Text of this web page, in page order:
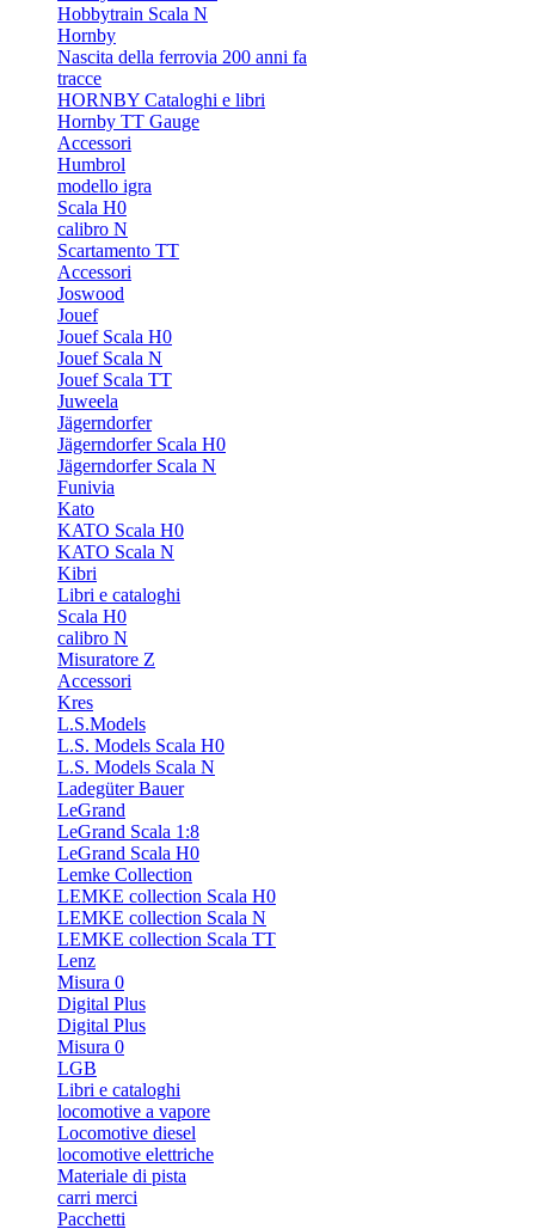
Hobbytrain Scala N
Hornby
Nascita della ferrovia 200 anni fa
tracce
HORNBY Cataloghi e libri
Hornby TT Gauge
Accessori
Humbrol
modello igra
Scala H0
calibro N
Scartamento TT
Accessori
Joswood
Jouef
Jouef Scala H0
Jouef Scala N
Jouef Scala TT
Juweela
Jägerndorfer
Jägerndorfer Scala H0
Jägerndorfer Scala N
Funivia
Kato
KATO Scala H0
KATO Scala N
Kibri
Libri e cataloghi
Scala H0
calibro N
Misuratore Z
Accessori
Kres
L.S.Models
L.S. Models Scala H0
L.S. Models Scala N
Ladegüter Bauer
LeGrand
LeGrand Scala 1:8
LeGrand Scala H0
Lemke Collection
LEMKE collection Scala H0
LEMKE collection Scala N
LEMKE collection Scala TT
Lenz
Misura 0
Digital Plus
Digital Plus
Misura 0
LGB
Libri e cataloghi
locomotive a vapore
Locomotive diesel
locomotive elettriche
Materiale di pista
carri merci
Pacchetti